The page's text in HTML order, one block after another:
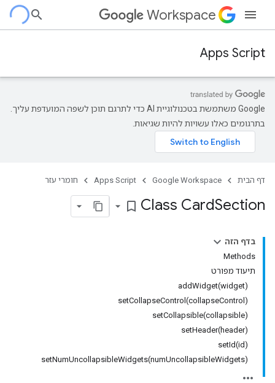
Workspace
Apps Script
‫Google משתמשת בטכנולוגיית AI כדי לתרגם תוכן לשפה המועדפת עליך.
בתרגומים כאלו עשויות להיות שגיאות.
דף הבית Google Workspace
Apps Script חומרי עזר
Class CardSection
bookmark_border
בדף הזה
Methods
תיעוד מפורט
addWidget(widget)
setCollapseControl(collapseControl)
setCollapsible(collapsible)
setHeader(header)
setId(id)
setNumUncollapsibleWidgets(numUncollapsibleWidgets)